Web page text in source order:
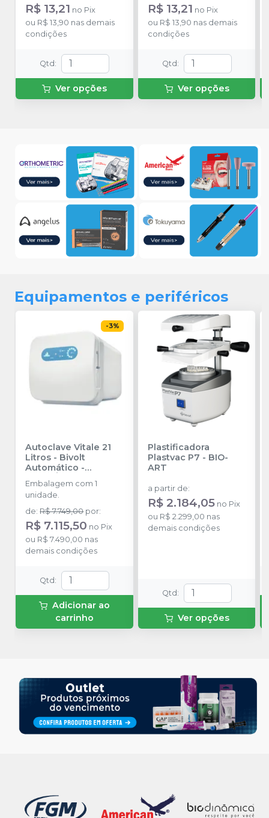
R$ 13,21 no Pix
ou R$ 13,90 nas demais
condições
Qtd :
Ver opções
R$ 13,21 no Pix
ou R$ 13,90 nas demais
condições
Qtd :
Ver opções
Equipamentos e periféricos
-3%
Autoclave Vitale 21
Litros - Bivolt
Automático -
CRISTÓFOLI
Embalagem com 1
unidade.
de:R$ 7.749,00 por:
R$ 7.115,50 no Pix
ou R$ 7.490,00 nas
demais condições
Qtd :
Adicionar ao
carrinho
Plastificadora
Plastvac P7 - BIO-
ART
a partir de:
R$ 2.184,05 no Pix
ou R$ 2.299,00 nas
demais condições
Qtd :
Ver opções